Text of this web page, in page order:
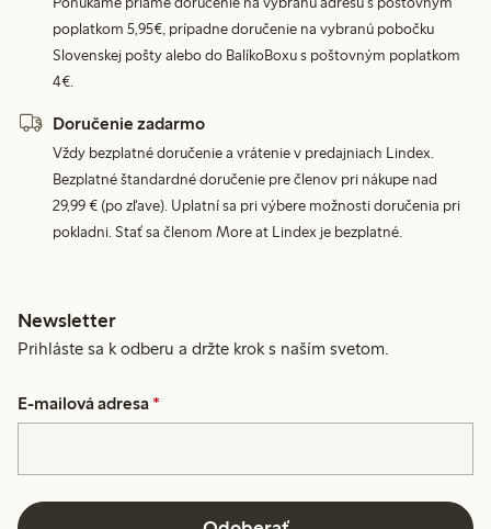
poplatkom 5,95€, prípadne doručenie na vybranú pobočku
Slovenskej pošty alebo do BalíkoBoxu s poštovným poplatkom
4€.
Doručenie zadarmo
Vždy bezplatné doručenie a vrátenie v predajniach Lindex.
Bezplatné štandardné doručenie pre členov pri nákupe nad
29,99 € (po zľave). Uplatní sa pri výbere možnosti doručenia pri
pokladni. Stať sa členom More at Lindex je bezplatné.
Newsletter
Prihláste sa k odberu a držte krok s naším svetom.
E-mailová adresa *